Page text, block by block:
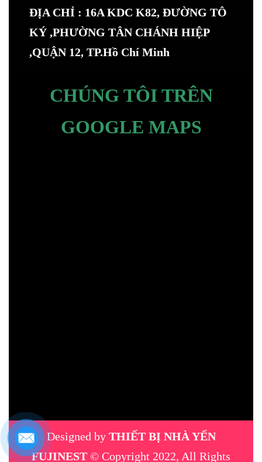
ĐỊA CHỈ : 16A KDC K82, ĐƯỜNG TÔ
KÝ ,PHƯỜNG TÂN CHÁNH HIỆP
,QUẬN 12, TP.Hồ Chí Minh
CHÚNG TÔI TRÊN
GOOGLE MAPS
Designed by THIẾT BỊ NHÀ YẾN
FUJINEST © Copyright 2022, All Rights